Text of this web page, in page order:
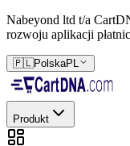
Nabeyond ltd t/a
rozwoju aplikacji
🇵🇱PolskaPL
Produkt